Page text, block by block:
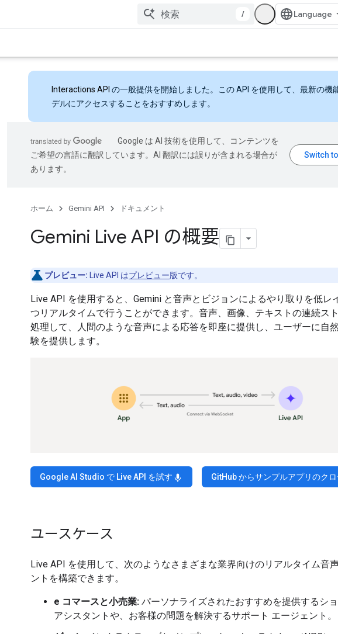
/
Interactions API の一般提供を開始しました。この API を使用して、最新の機
デルにアクセスすることをおすすめします。
Google は AI 技術を使用して、コンテンツを
ご希望の言語に翻訳しています。AI 翻訳には誤りが含まれる場合が
あります。
ホーム Gemini API ドキュメント
Gemini Live API の概要
プレビュー: Live API はプレビュー版です。
Live API を使用すると、Gemini と音声とビジョンによるやり取りを低レ
つリアルタイムで行うことができます。音声、画像、テキストの連続ス
処理して、人間のような音声による応答を即座に提供し、ユーザーに自
験を提供します。
Google AI Studio で Live API を試す mic GitHub からサンプルアプリのク
ユースケース
Live API を使用して、次のようなさまざまな業界向けのリアルタイム音
ントを構築できます。
e コマースと小売業: パーソナライズされたおすすめを提供するシ
アシスタントや、お客様の問題を解決するサポート エージェント。